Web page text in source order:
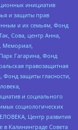
инициатив
и защиты прав
и их семьям, Фонд
Сова, центр Анна,
Мемориал,
Гагарина, Фонд
правозащитная
защиты гласности,
и социального
социологических
Центр развития
в Калининграде Совета